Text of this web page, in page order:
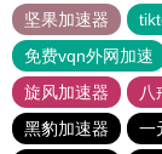
坚果加速器
免费vqn外网加速
旋风加速器
八
黑豹加速器
一